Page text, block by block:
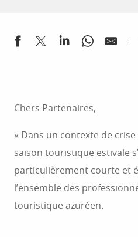
Chers Partenaires,
« Dans un contexte de crise
saison touristique estivale
particulièrement courte et
l’ensemble des
touristique azuréen.